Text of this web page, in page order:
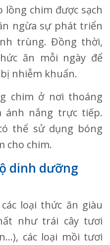
lồng chim được sạch
ngừa sự phát triển
trùng. Đồng thời,
ăn mỗi ngày để
nhiễm khuẩn.
chim ở nơi thoáng
ánh nắng trực tiếp.
thể sử dụng bóng
cho chim.
dinh dưỡng
loại thức ăn giàu
như trái cây tươi
các loại mồi tươi